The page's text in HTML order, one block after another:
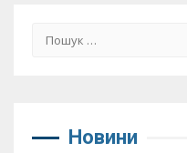
Пошук:
Новини